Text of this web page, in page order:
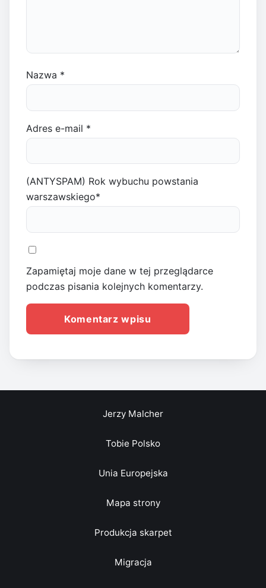
Nazwa *
Adres e-mail *
(ANTYSPAM) Rok wybuchu powstania
warszawskiego*
Zapamiętaj moje dane w tej przeglądarce
podczas pisania kolejnych komentarzy.
Jerzy Malcher
Tobie Polsko
Unia Europejska
Mapa strony
Produkcja skarpet
Migracja